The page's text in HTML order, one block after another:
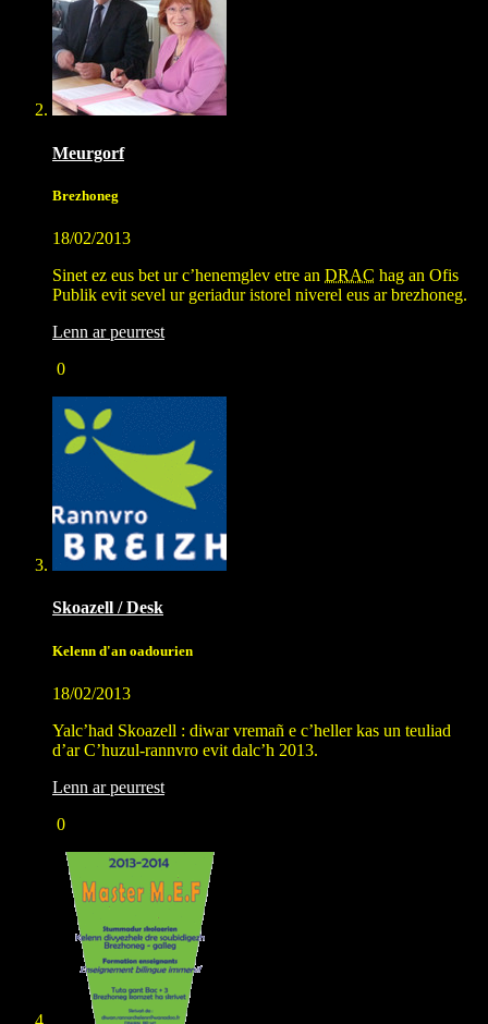
Meurgorf
Brezhoneg
18/02/2013
Sinet ez eus bet ur c’henemglev etre an DRAC hag an Ofis
Publik evit sevel ur geriadur istorel niverel eus ar brezhoneg.
Lenn ar peurrest
0
Skoazell / Desk
Kelenn d'an oadourien
18/02/2013
Yalc’had Skoazell : diwar vremañ e c’heller kas un teuliad
d’ar C’huzul-rannvro evit dalc’h 2013.
Lenn ar peurrest
0